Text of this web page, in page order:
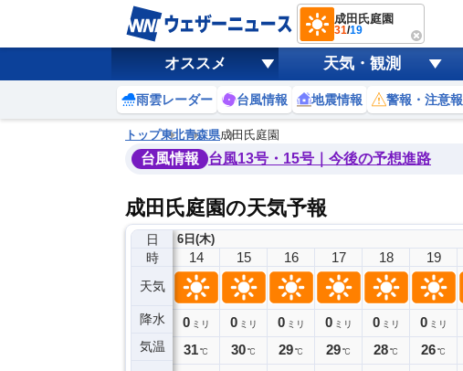
成田氏庭園
31/19
オススメ 天気・観測
雨雲レーダー 台風情報 地震情報 警報・注意報
トップ東北青森県成田氏庭園
台風情報 台風13号・15号｜今後の予想進路
成田氏庭園の天気予報
日
時
天気
降水
気温
6日(木)
13
0ミリ
31℃
14
0 ミリ
31℃
15
0 ミリ
30℃
16
0 ミリ
29℃
17
0 ミリ
29℃
18
0 ミリ
28℃
19
0 ミリ
26℃